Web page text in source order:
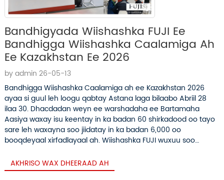
Bandhigyada Wiishashka FUJI Ee
Bandhigga Wiishashka Caalamiga Ah
Ee Kazakhstan Ee 2026
by admin 26-05-13
Bandhigga Wiishashka Caalamiga ah ee Kazakhstan 2026
ayaa si guul leh loogu qabtay Astana laga bilaabo Abriil 28
ilaa 30. Dhacdadan weyn ee warshadaha ee Bartamaha
Aasiya waxay isu keentay in ka badan 60 shirkadood oo tayo
sare leh waxayna soo jiidatay in ka badan 6,000 oo
booqdeyaal xirfadlayaal ah. Wiishashka FUJI wuxuu soo
AKHRISO WAX DHEERAAD AH